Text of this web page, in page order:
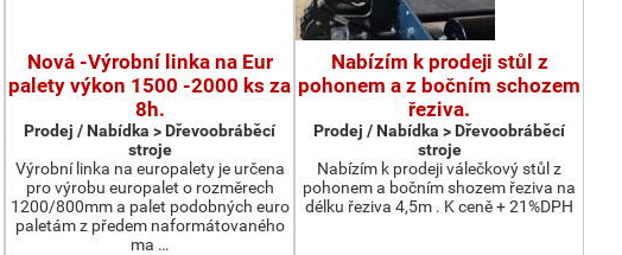
Nová -Výrobní linka na Eur
palety výkon 1500 -2000 ks za
8h.
Prodej / Nabídka > Dřevoobráběcí
stroje
Výrobní linka na europalety je určena
pro výrobu europalet o rozměrech
1200/800mm a palet podobných euro
paletám z předem naformátovaného
ma …
Nabízím k prodeji stůl z
pohonem a z bočním schozem
řeziva.
Prodej / Nabídka > Dřevoobráběcí
stroje
Nabízím k prodeji válečkový stůl z
pohonem a bočním shozem řeziva na
délku řeziva 4,5m . K ceně + 21%DPH